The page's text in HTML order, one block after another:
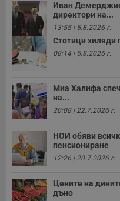
Иван
директори на...
13:55 | 5.8.2026 г.
Стотици хиляди
08:14 | 5.8.2026 г.
Миа Халифа
на...
20:08 | 22.7.2026 г.
НОИ обяви
пенсиониране
12:26 | 20.7.2026 г.
Цените на
дъно